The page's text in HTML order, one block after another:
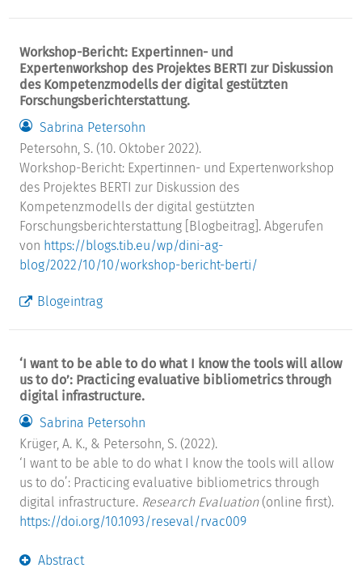
Workshop-Bericht: Expertinnen- und
Expertenworkshop des Projektes BERTI zur Diskussion
des Kompetenzmodells der digital gestützten
Forschungsberichterstattung.
Sabrina Petersohn
Petersohn, S. (10. Oktober 2022).
Workshop-Bericht: Expertinnen- und Expertenworkshop
des Projektes BERTI zur Diskussion des
Kompetenzmodells der digital gestützten
Forschungsberichterstattung [Blogbeitrag]. Abgerufen
von https://blogs.tib.eu/wp/dini-ag-
blog/2022/10/10/workshop-bericht-berti/
Blogeintrag
‘I want to be able to do what I know the tools will allow
us to do’: Practicing evaluative bibliometrics through
digital infrastructure.
Sabrina Petersohn
Krüger, A. K., & Petersohn, S. (2022).
‘I want to be able to do what I know the tools will allow
us to do’: Practicing evaluative bibliometrics through
digital infrastructure. Research Evaluation(online first).
https://doi.org/10.1093/reseval/rvac009
Abstract